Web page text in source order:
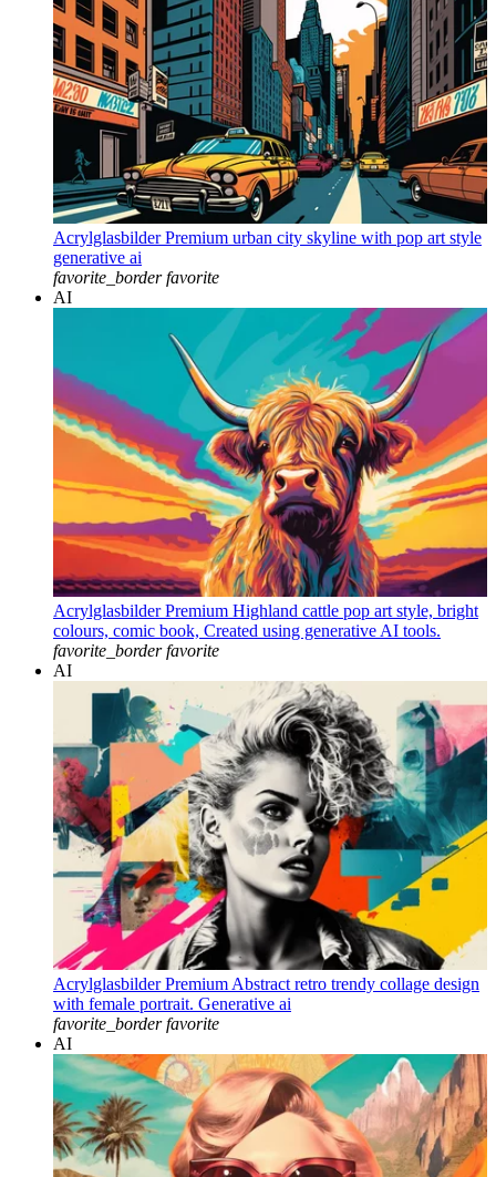
Acrylglasbilder Premium urban city skyline with pop art style
generative ai
favorite_border favorite
AI
Acrylglasbilder Premium Highland cattle pop art style, bright
colours, comic book, Created using generative AI tools.
favorite_border favorite
AI
Acrylglasbilder Premium Abstract retro trendy collage design
with female portrait. Generative ai
favorite_border favorite
AI